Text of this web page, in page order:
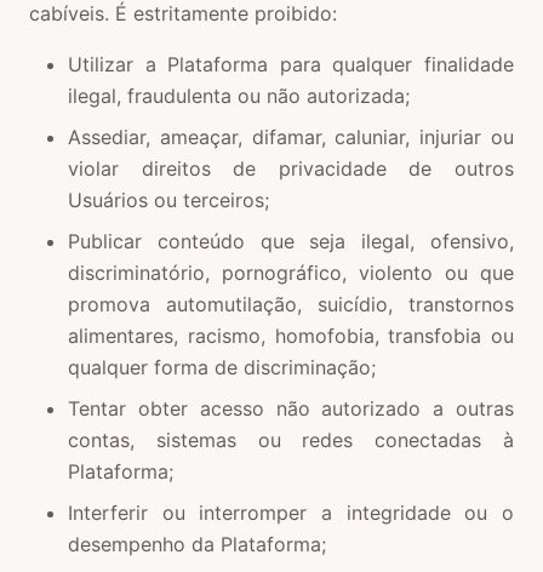
cabíveis. É estritamente proibido:
Utilizar a Plataforma para qualquer finalidade
ilegal, fraudulenta ou não autorizada;
Assediar, ameaçar, difamar, caluniar, injuriar ou
violar direitos de privacidade de outros
Usuários ou terceiros;
Publicar conteúdo que seja ilegal, ofensivo,
discriminatório, pornográfico, violento ou que
promova automutilação, suicídio, transtornos
alimentares, racismo, homofobia, transfobia ou
qualquer forma de discriminação;
Tentar obter acesso não autorizado a outras
contas, sistemas ou redes conectadas à
Plataforma;
Interferir ou interromper a integridade ou o
desempenho da Plataforma;